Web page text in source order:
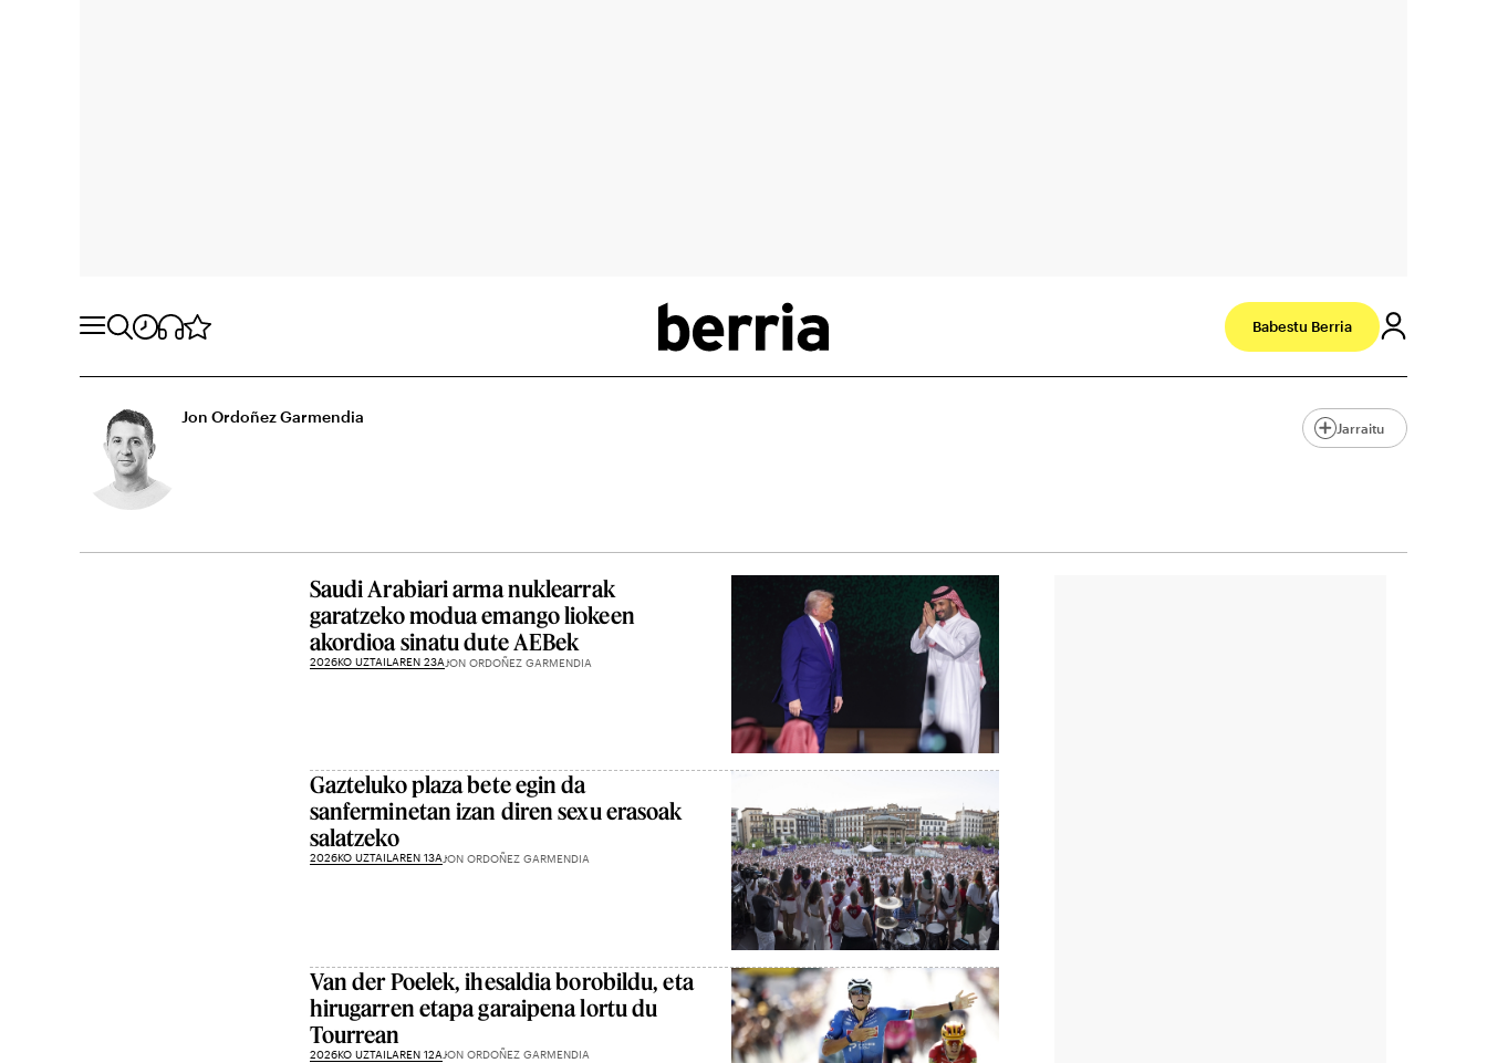
Babestu Berria
Jon Ordoñez Garmendia
Jarraitu
Saudi Arabiari arma nuklearrak
garatzeko modua emango liokeen
akordioa sinatu dute AEBek
2026KO UZTAILAREN 23AJON ORDOÑEZ GARMENDIA
Gazteluko plaza bete egin da
sanferminetan izan diren sexu erasoak
salatzeko
2026KO UZTAILAREN 13AJON ORDOÑEZ GARMENDIA
Van der Poelek, ihesaldia borobildu, eta
hirugarren etapa garaipena lortu du
Tourrean
2026KO UZTAILAREN 12AJON ORDOÑEZ GARMENDIA